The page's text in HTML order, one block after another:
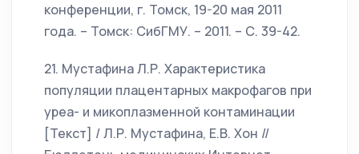
конференции, г. Томск, 19-20 мая 2011
года. – Томск: СибГМУ. – 2011. – С. 39-42.
21. Мустафина Л.Р. Характеристика
популяции плацентарных макрофагов при
уреа- и микоплазменной контаминации
[Текст] / Л.Р. Мустафина, Е.В. Хон //